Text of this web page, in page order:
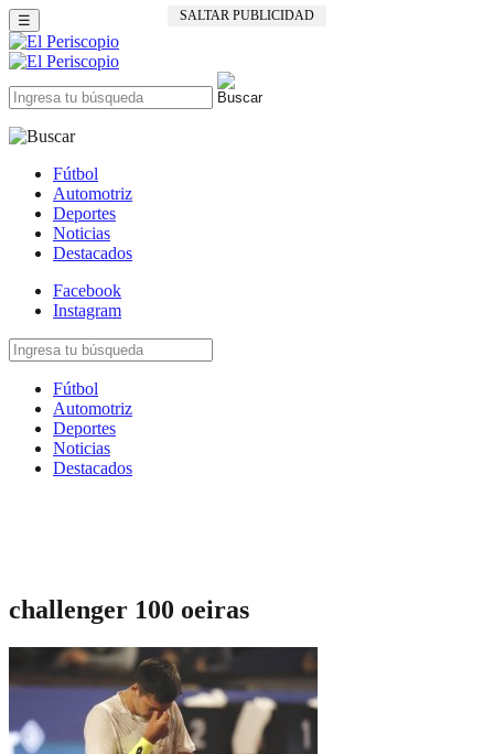
SALTAR PUBLICIDAD
☰
Fútbol
Automotriz
Deportes
Noticias
Destacados
Facebook
Instagram
Fútbol
Automotriz
Deportes
Noticias
Destacados
challenger 100 oeiras